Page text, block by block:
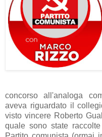
concorso all'analoga
aveva riguardato il
visto vincere Roberto
quale sono state